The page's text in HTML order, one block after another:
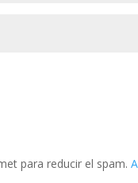
para reducir el spam.